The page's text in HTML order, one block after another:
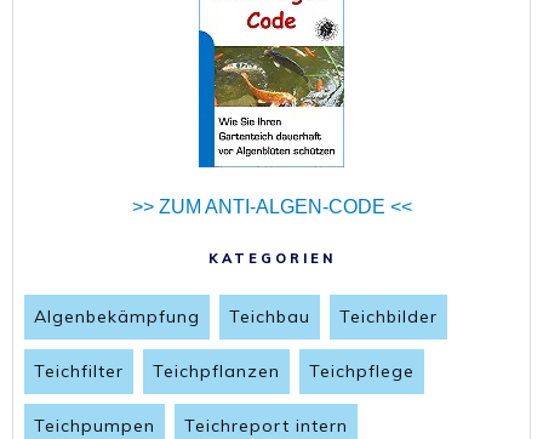
>> ZUM ANTI-ALGEN-CODE <<
KATEGORIEN
Algenbekämpfung Teichbau Teichbilder
Teichfilter Teichpflanzen Teichpflege
Teichpumpen Teichreport intern